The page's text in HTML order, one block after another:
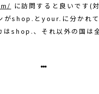
に訪問すると良いです(
がshop.とyour.に分かれて
はshop.、それ以外の国は